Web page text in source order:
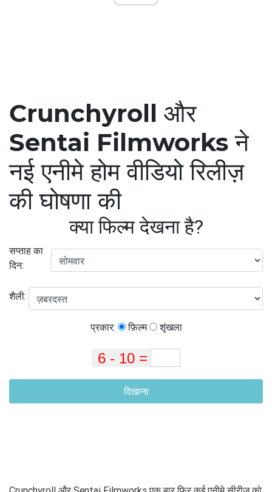
Crunchyroll और
Sentai Filmworks ने
नई एनीमे होम वीडियो रिलीज़
की घोषणा की
क्या फिल्म देखना है?
सप्ताह का
दिन:
शैली:
प्रकार: फ़िल्म शृंखला
दिखाना